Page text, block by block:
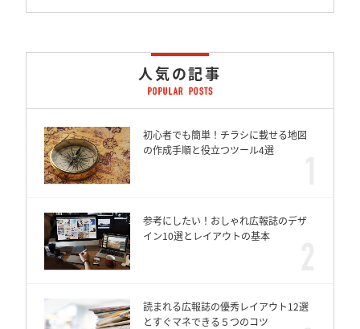
人気の記事
初心者でも簡単！チラシに載せる地図
の作成手順と役立つツール4選
参考にしたい！おしゃれ広報誌のデザ
イン10選とレイアウトの基本
読まれる広報誌の優秀レイアウト12選
とすぐマネできる５つのコツ